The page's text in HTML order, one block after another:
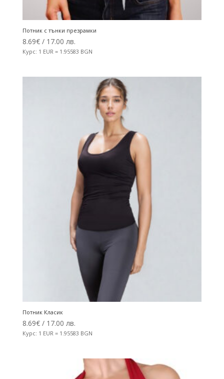
Потник с тънки презрамки
8.69€/ 17.00 лв.
Курс: 1 EUR = 1.95583 BGN
Потник Класик
8.69€/ 17.00 лв.
Курс: 1 EUR = 1.95583 BGN